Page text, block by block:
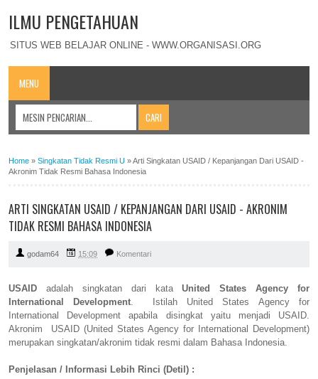
ILMU PENGETAHUAN
SITUS WEB BELAJAR ONLINE - WWW.ORGANISASI.ORG
MENU
Home » Singkatan Tidak Resmi U »Arti Singkatan USAID / Kepanjangan Dari USAID -
Akronim Tidak Resmi Bahasa Indonesia
ARTI SINGKATAN USAID / KEPANJANGAN DARI USAID - AKRONIM
TIDAK RESMI BAHASA INDONESIA
godam64 15:09 Komentari
USAID adalah singkatan dari kataUnited States Agency for
International Development. Istilah United States Agency for
International Development apabila disingkat yaitu menjadi USAID.
Akronim USAID (United States Agency for International Development)
merupakan singkatan/akronim tidak resmi dalam Bahasa Indonesia.
Penjelasan / Informasi Lebih Rinci (Detil) :